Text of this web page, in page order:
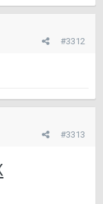
#3312
#3313